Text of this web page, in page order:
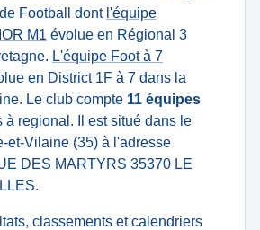
Football dont l'équipe
M1 évolue en Régional 3
L'équipe Foot à 7
en District 1F à 7 dans la
Le club compte 11 équipes
à regional. Il est situé dans le
et-Vilaine (35) à l'adresse
DES MARTYRS 35370 LE
classements et calendriers